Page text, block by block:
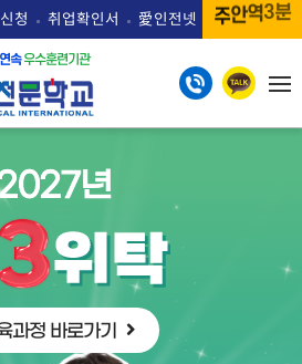
청 취업확인서 愛인전넷 주안역3분
속우수훈련기관
년
과정 바로가기
년도 모집 중
탁 특전
취업·진학
100% 지원
1 + 1
자격증 취득
(필기시험 면제)
& AI를 활용한
형 웹퍼블리셔
최대 전액무료
과정 바로가기